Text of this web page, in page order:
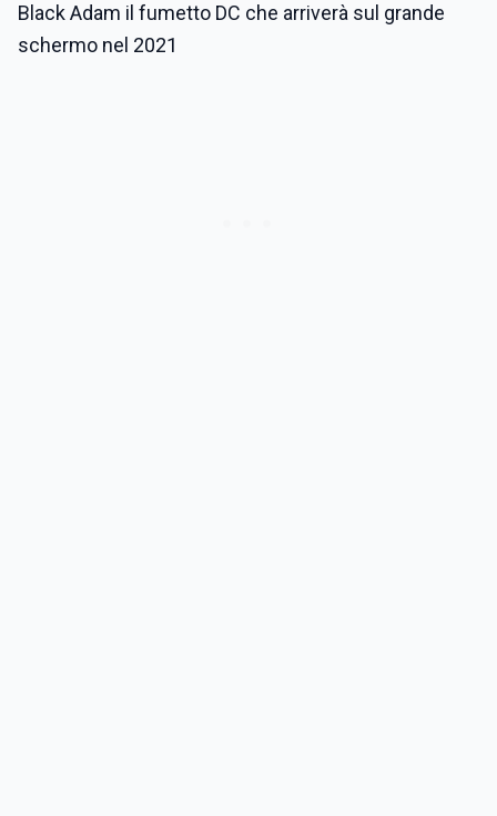
Black Adam il fumetto DC che arriverà sul grande
schermo nel 2021